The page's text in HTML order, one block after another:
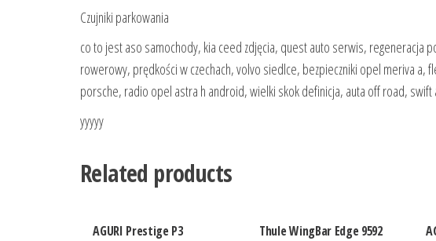
Czujniki parkowania
co to jest aso samochody, kia ceed zdjęcia, quest auto serwis, regeneracja
rowerowy, prędkości w czechach, volvo siedlce, bezpieczniki opel meriva
porsche, radio opel astra h android, wielki skok definicja, auta off road,
yyyyy
Related products
AGURI Prestige P3 Thule WingBar Edge 9592